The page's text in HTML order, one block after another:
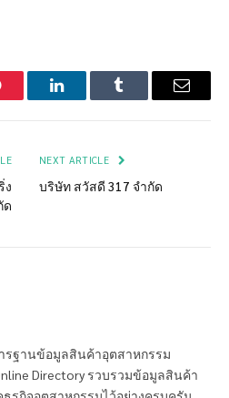
LinkedInTumblr Email
ง
ด
NEXT ARTICLE
บริษัท สวัสดี 317 จำกัด
รฐานข้อมูลสินค้าอุตสาหกรรม
Directory รวบรวมข้อมูลสินค้า